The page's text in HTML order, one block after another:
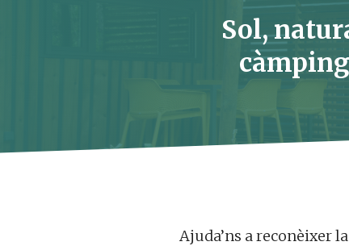
Sol,
Ajuda’ns a reconèixer